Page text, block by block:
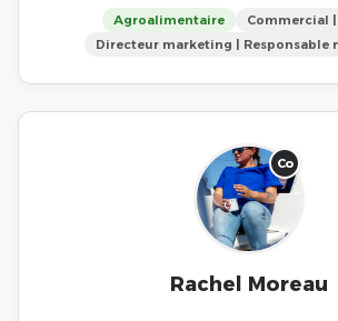
Agroalimentaire
Commercial |
Directeur marketing | Responsable
Co
Rachel Moreau